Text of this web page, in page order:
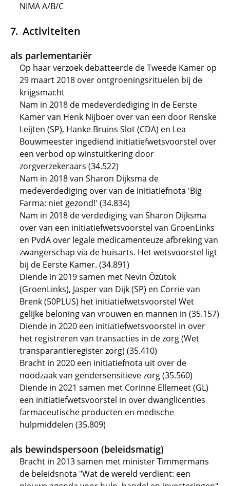
NIMA A/B/C
Activiteiten
als parlementariër
Op haar verzoek debatteerde de Tweede Kamer op
29 maart 2018 over ontgroeningsrituelen bij de
krijgsmacht
Nam in 2018 de medeverdediging in de Eerste
Kamer van Henk Nijboer over van een door Renske
Leijten (SP), Hanke Bruins Slot (CDA) en Lea
Bouwmeester ingediend initiatiefwetsvoorstel over
een verbod op winstuitkering door
zorgverzekeraars (34.522)
Nam in 2018 van Sharon Dijksma de
medeverdediging over van de initiatiefnota 'Big
Farma: niet gezond!' (34.834)
Nam in 2018 de verdediging van Sharon Dijksma
over van een initiatiefwetsvoorstel van GroenLinks
en PvdA over legale medicamenteuze afbreking van
zwangerschap via de huisarts. Het wetsvoorstel ligt
bij de Eerste Kamer. (34.891)
Diende in 2019 samen met Nevin Özütok
(GroenLinks), Jasper van Dijk (SP) en Corrie van
Brenk (50PLUS) het initiatiefwetsvoorstel Wet
gelijke beloning van vrouwen en mannen in (35.157)
Diende in 2020 een initiatiefwetsvoorstel in over
het registreren van transacties in de zorg (Wet
transparantieregister zorg) (35.410)
Bracht in 2020 een initiatiefnota uit over de
noodzaak van gendersensitieve zorg (35.560)
Diende in 2021 samen met Corinne Ellemeet (GL)
een initiatiefwetsvoorstel in over dwanglicenties
farmaceutische producten en medische
hulpmiddelen (35.809)
als bewindspersoon (beleidsmatig)
Bracht in 2013 samen met minister Timmermans
de beleidsnota "Wat de wereld verdient: een